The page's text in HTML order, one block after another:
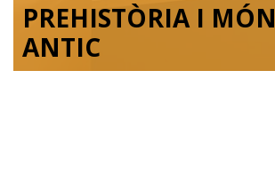
PREHISTÒRIA I MÓN
ANTIC